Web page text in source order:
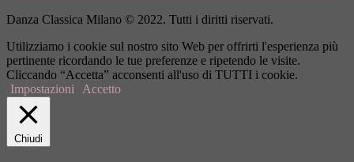
Danza Classica Milano © 2022. Tutti i diritti riservati.
Utilizziamo i cookie sul nostro sito Web per offrirti l'esperienza più
pertinente ricordando le tue preferenze e ripetendo le visite.
Cliccando “Accetta” acconsenti all'uso di TUTTI i cookie.
Impostazioni
Accetto
Chiudi